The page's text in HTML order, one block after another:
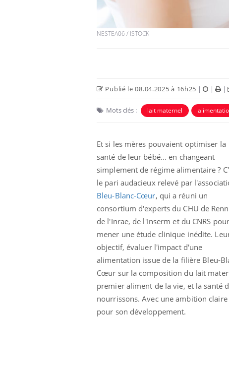
NESTEA06 / ISTOCK
Publié le 08.04.2025 à 16h25 | | |
Mots clés : lait maternel
Et si les mères pouvaient optimiser la
santé de leur bébé... en changeant
simplement de régime alimentaire ?
le pari audacieux relevé par
Bleu-Blanc-Cœur, qui a réuni un
consortium d'experts du CHU de
de l'Inrae, de l'Inserm et du CNRS pour
mener une étude clinique inédite.
objectif, évaluer l'impact d'une
alimentation issue de la filière Bleu-
Cœur sur la composition du lait
premier aliment de la vie, et la santé
nourrissons. Avec une ambition
pour son développement.